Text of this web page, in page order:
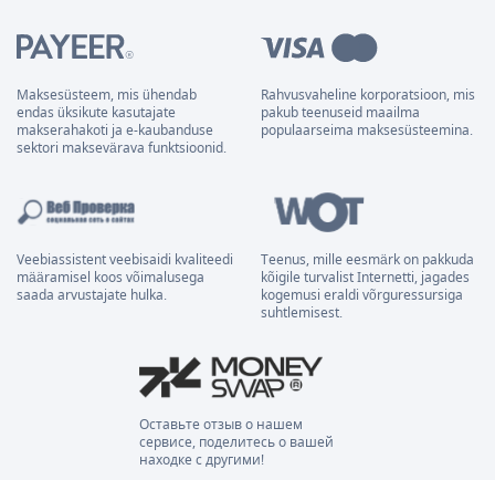
Maksesüsteem, mis ühendab
endas üksikute kasutajate
makserahakoti ja e-kaubanduse
sektori maksevärava funktsioonid.
Rahvusvaheline korporatsioon, mis
pakub teenuseid maailma
populaarseima maksesüsteemina.
Veebiassistent veebisaidi kvaliteedi
määramisel koos võimalusega
saada arvustajate hulka.
Teenus, mille eesmärk on pakkuda
kõigile turvalist Internetti, jagades
kogemusi eraldi võrguressursiga
suhtlemisest.
Оставьте отзыв о нашем
сервисе, поделитесь о вашей
находке с другими!